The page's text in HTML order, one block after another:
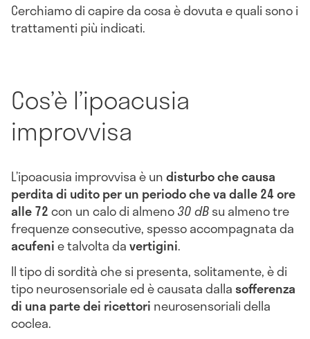
Cerchiamo di capire da cosa è dovuta e quali sono i
trattamenti più indicati.
Cos’è l’ipoacusia
improvvisa
L’ipoacusia improvvisa è undisturbo che causa
perdita di uditoper un periodo che vadalle 24 ore
alle 72con un calo di almeno30 dBsu almeno tre
frequenze consecutive, spesso accompagnata da
acufenie talvolta davertigini.
Il tipo di sordità che si presenta, solitamente, è di
tipo neurosensoriale ed è causata dallasofferenza
di una parte dei ricettori neurosensoriali della
coclea.